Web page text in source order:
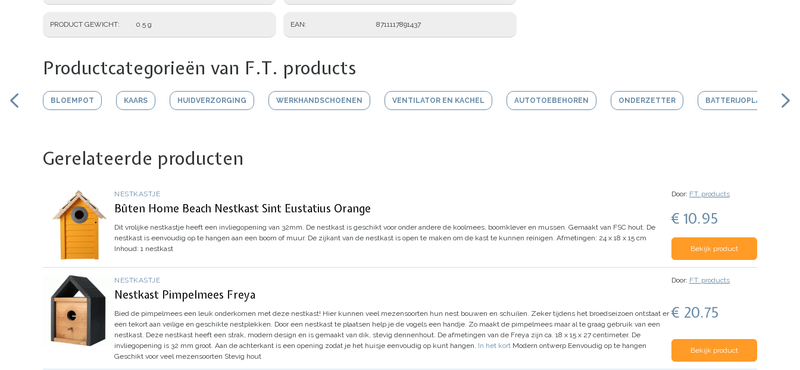
PRODUCT GEWICHT 0.5 g EAN 8711117891437
Productcategorieën van F.T. products
BLOEMPOT KAARS HUIDVERZORGING WERKHANDSCHOENEN VENTILATOR EN KACHEL AUTOTOEBEHOREN ONDERZETTER BATTERIJOPLADER
Gerelateerde producten
NESTKASTJE
Bûten Home Beach Nestkast Sint Eustatius Orange
Dit vrolijke nestkastje heeft een invliegopening van 32mm. De nestkast is geschikt voor onder andere de koolmees, boomklever en mussen. Gemaakt van FSC hout. De
nestkast is eenvoudig op te hangen aan een boom of muur. De zijkant van de nestkast is open te maken om de kast te kunnen reinigen. Afmetingen: 24 x 18 x 15 cm
Inhoud: 1 nestkast
Door: F.T. products
€ 10.95
Bekijk product
NESTKASTJE
Nestkast Pimpelmees Freya
Bied de pimpelmees een leuk onderkomen met deze nestkast! Hier kunnen veel mezensoorten hun nest bouwen en schuilen. Zeker tijdens het broedseizoen ontstaat er
een tekort aan veilige en geschikte nestplekken. Door een nestkast te plaatsen help je de vogels een handje. Zo maakt de pimpelmees maar al te graag gebruik van een
nestkast. Deze nestkast heeft een strak, modern design en is gemaakt van dik, stevig dennenhout. De afmetingen van de Freya zijn ca. 18 x 15 x 27 centimeter. De
invliegopening is 32 mm groot. Aan de achterkant is een opening zodat je het huisje eenvoudig op kunt hangen. In het kort Modern ontwerp Eenvoudig op te hangen
Geschikt voor veel mezensoorten Stevig hout
Door: F.T. products
€ 20.75
Bekijk product